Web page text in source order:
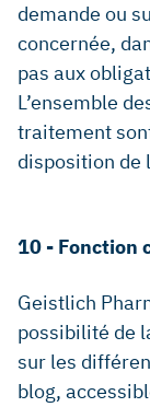
demande ou
concernée,
pas aux
L’ensemble
traitement
disposition de
10 - Fonction
Geistlich
possibilité de
sur les
blog,